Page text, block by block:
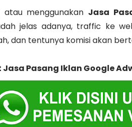
atau menggunakan Jasa
jelas adanya, traffic ke
dan tentunya komisi akan
Pasang Iklan Google